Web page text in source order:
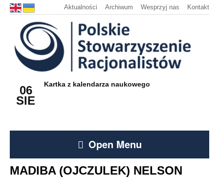
Aktualności Archiwum Wesprzyj nas Kontakt
06
SIE
Kartka z kalendarza naukowego
Open Menu
MADIBA (OJCZULEK) NELSON